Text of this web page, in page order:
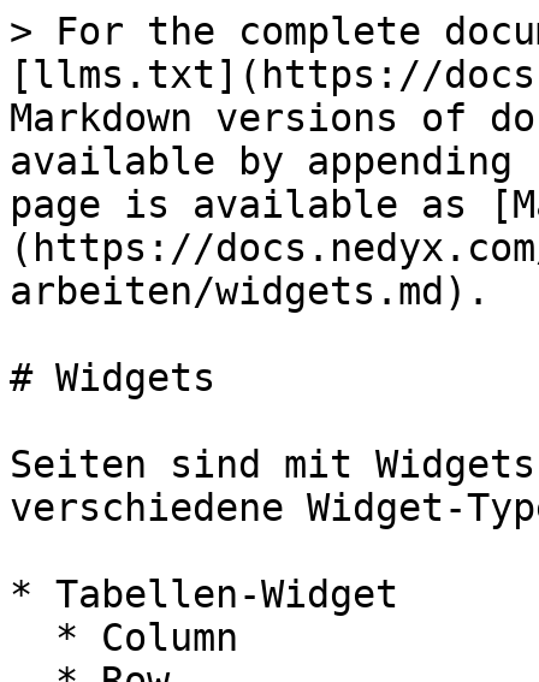
> For the complete
[llms.txt](https://
Markdown versions of
available by
page is available as
(https://
arbeiten/widgets.md).
# Widgets
Seiten sind mit
verschiedene Widget-
* Tabellen-Widget